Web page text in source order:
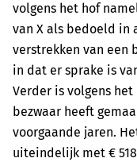
volgens het hof
van X als bedoeld in
verstrekken van een
in dat er sprake is
Verder is volgens
bezwaar heeft
voorgaande jaren.
uiteindelijk met €